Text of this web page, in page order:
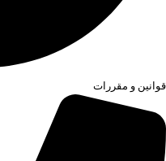
قوانین و مقررات